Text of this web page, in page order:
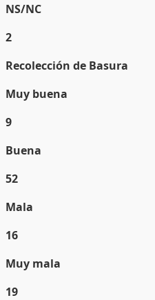
NS/NC
2
Recolección de Basura
Muy buena
9
Buena
52
Mala
16
Muy mala
19